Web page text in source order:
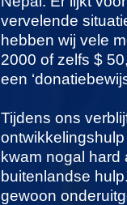
vervelende
hebben wij vele
2000 of zelfs $
een
Tijdens ons
kwam nogal
buitenlandse
gewoon